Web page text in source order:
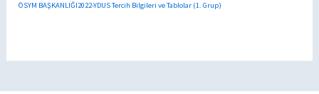
ÖSYM BAŞKANLIĞI2022-YDUS Tercih Bilgileri ve Tablolar (1. Grup)